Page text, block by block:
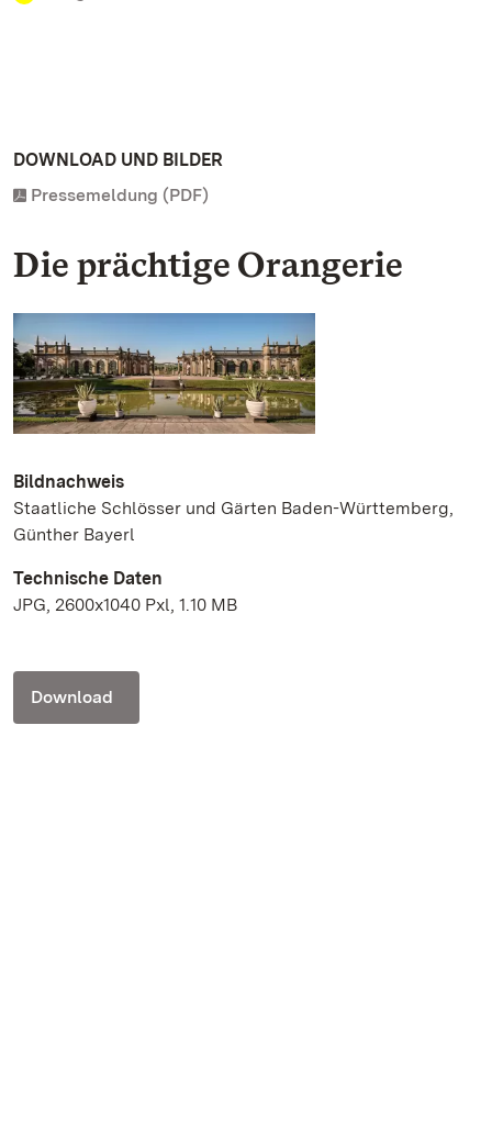
DOWNLOAD UND BILDER
Pressemeldung (PDF)
Die prächtige Orangerie
Bildnachweis
Staatliche Schlösser und Gärten Baden-Württemberg,
Günther Bayerl
Technische Daten
JPG, 2600x1040 Pxl, 1.10 MB
Download